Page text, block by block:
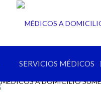
SERVICIOS MÉDICOS